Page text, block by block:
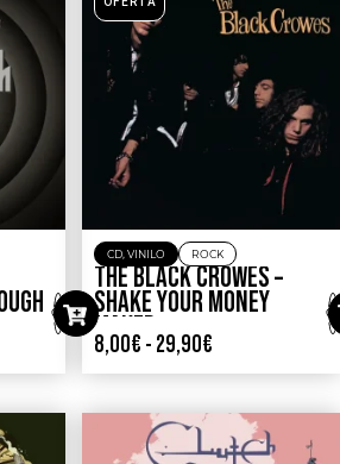
CD, VINILO ROCK
THE BLACK CROWES –
SHAKE YOUR MONEY
MAKER
8,00€ - 29,90€